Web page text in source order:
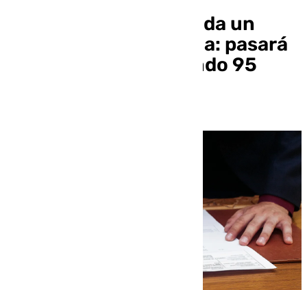
El empadronamiento da un
salto digital en Málaga: pasará
a ser online conectando 95